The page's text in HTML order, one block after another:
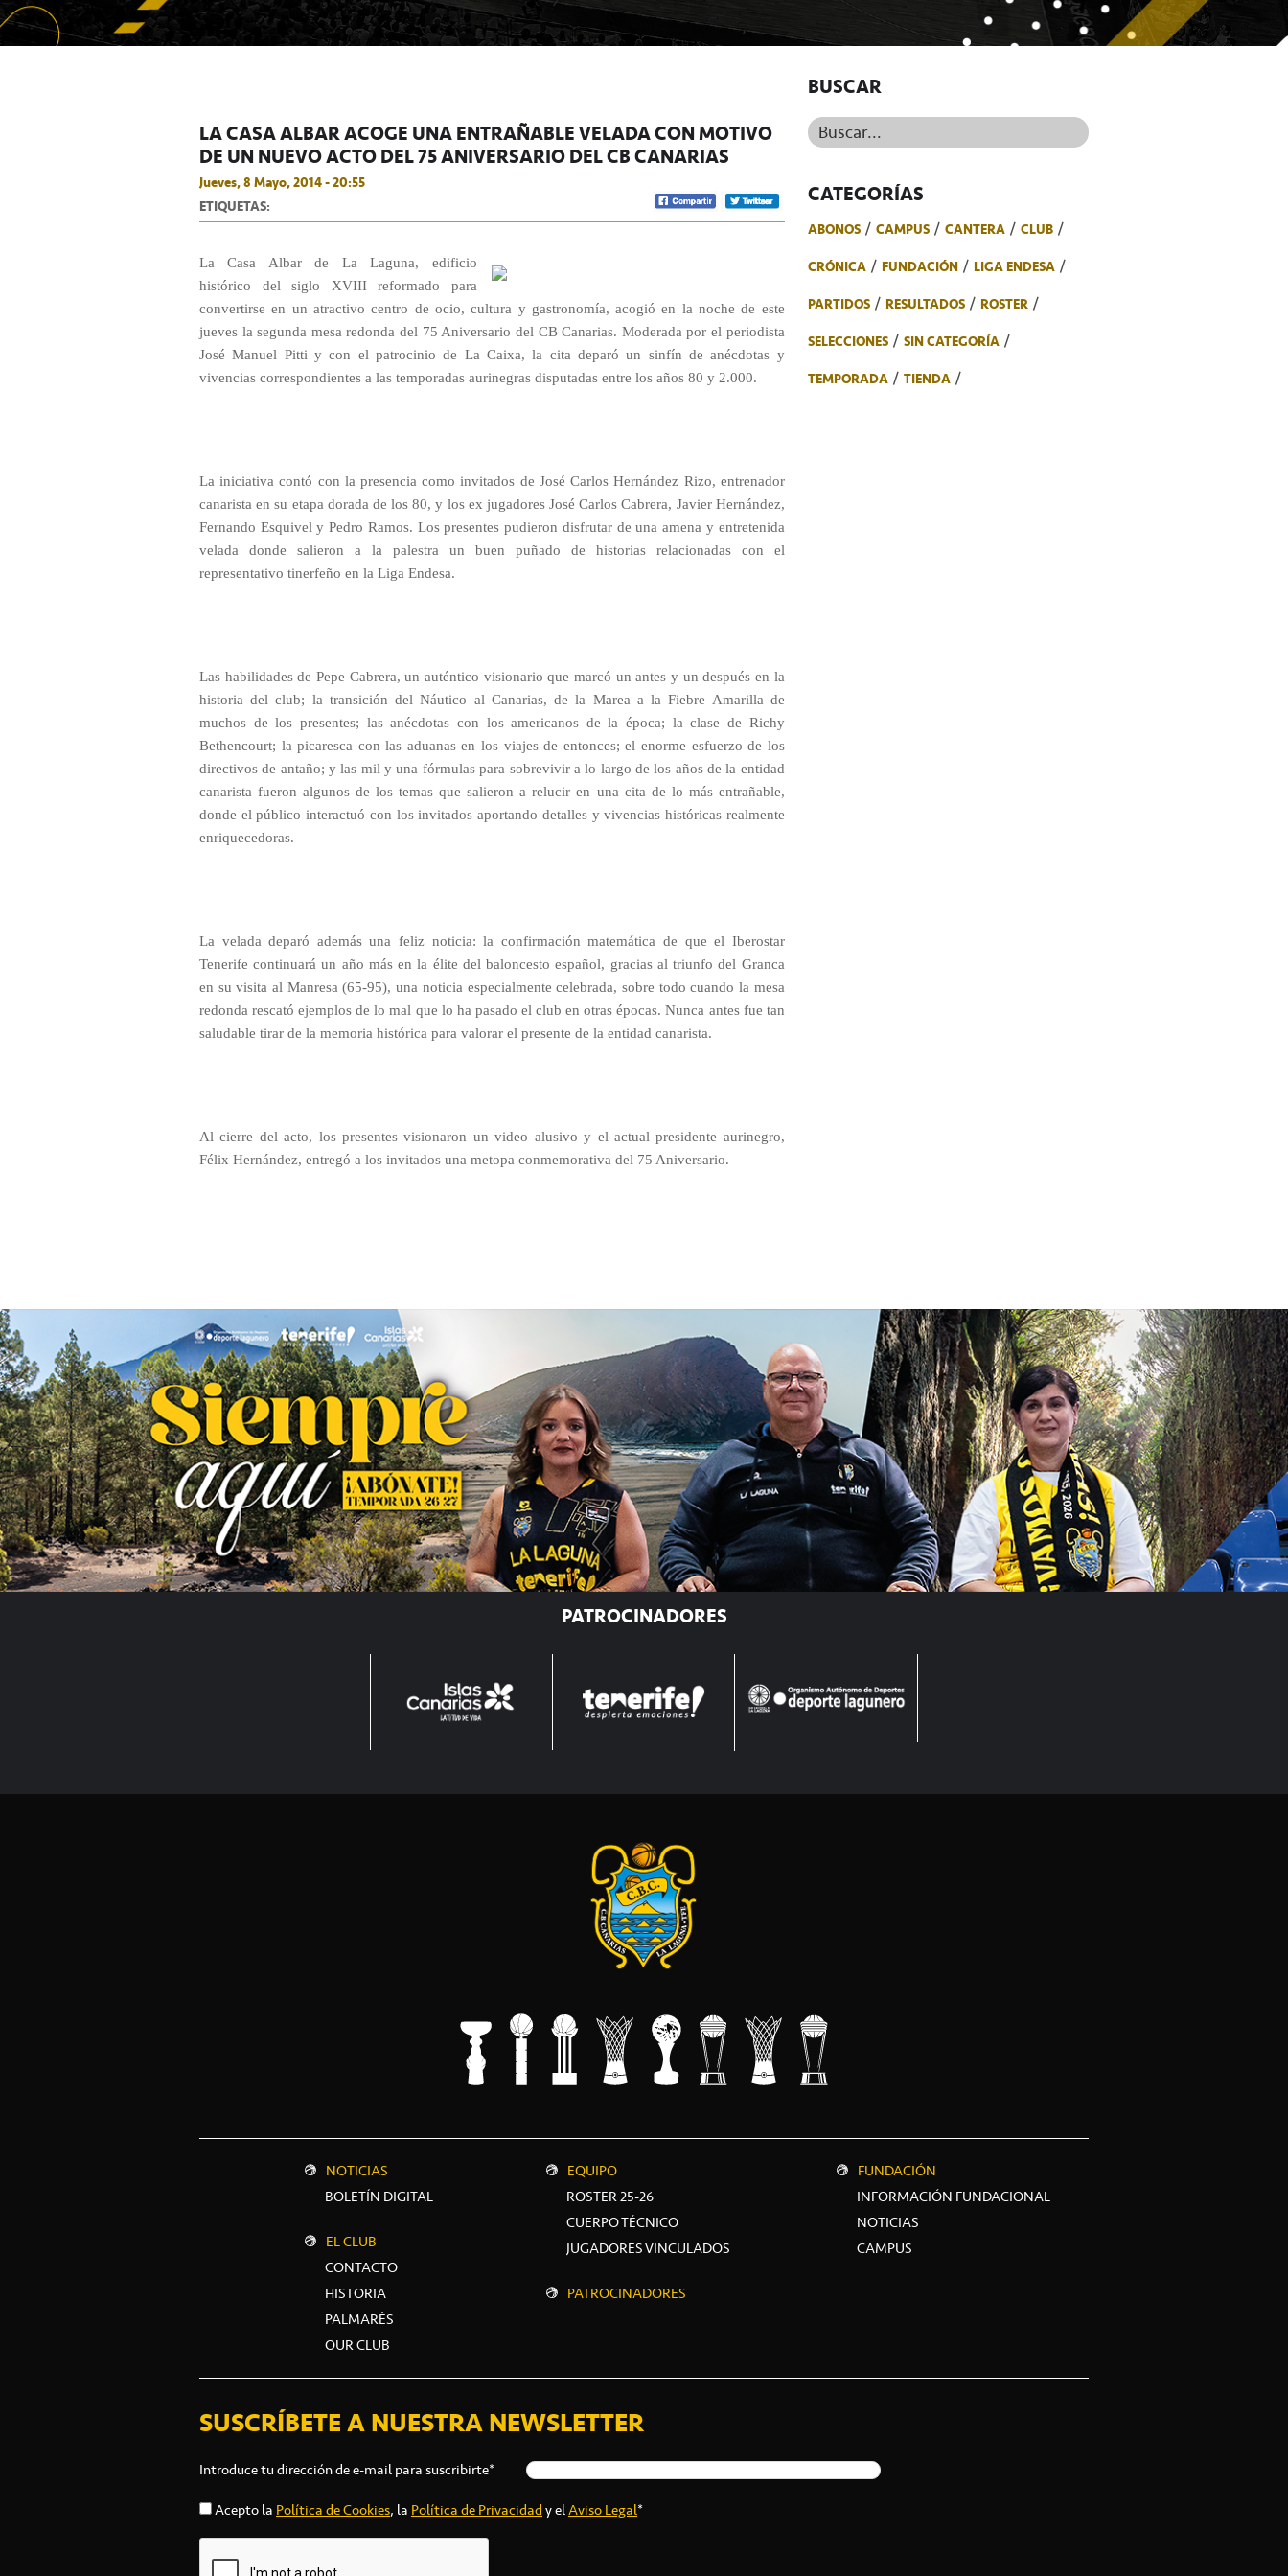
LA CASA ALBAR ACOGE UNA ENTRAÑABLE VELADA CON MOTIVO
DE UN NUEVO ACTO DEL 75 ANIVERSARIO DEL CB CANARIAS
Jueves, 8 Mayo, 2014 - 20:55
ETIQUETAS:
La Casa Albar de La Laguna, edificio
histórico del siglo XVIII reformado para
convertirse en un atractivo centro de ocio, cultura y gastronomía, acogió en la noche de este
jueves la segunda mesa redonda del 75 Aniversario del CB Canarias. Moderada por el periodista
José Manuel Pitti y con el patrocinio de La Caixa, la cita deparó un sinfín de anécdotas y
vivencias correspondientes a las temporadas aurinegras disputadas entre los años 80 y 2.000.
La iniciativa contó con la presencia como invitados de José Carlos Hernández Rizo, entrenador
canarista en su etapa dorada de los 80, y los ex jugadores José Carlos Cabrera, Javier Hernández,
Fernando Esquivel y Pedro Ramos. Los presentes pudieron disfrutar de una amena y entretenida
velada donde salieron a la palestra un buen puñado de historias relacionadas con el
representativo tinerfeño en la Liga Endesa.
Las habilidades de Pepe Cabrera, un auténtico visionario que marcó un antes y un después en la
historia del club; la transición del Náutico al Canarias, de la Marea a la Fiebre Amarilla de
muchos de los presentes; las anécdotas con los americanos de la época; la clase de Richy
Bethencourt; la picaresca con las aduanas en los viajes de entonces; el enorme esfuerzo de los
directivos de antaño; y las mil y una fórmulas para sobrevivir a lo largo de los años de la entidad
canarista fueron algunos de los temas que salieron a relucir en una cita de lo más entrañable,
donde el público interactuó con los invitados aportando detalles y vivencias históricas realmente
enriquecedoras.
La velada deparó además una feliz noticia: la confirmación matemática de que el Iberostar
Tenerife continuará un año más en la élite del baloncesto español, gracias al triunfo del Granca
en su visita al Manresa (65-95), una noticia especialmente celebrada, sobre todo cuando la mesa
redonda rescató ejemplos de lo mal que lo ha pasado el club en otras épocas. Nunca antes fue tan
saludable tirar de la memoria histórica para valorar el presente de la entidad canarista.
Al cierre del acto, los presentes visionaron un video alusivo y el actual presidente aurinegro,
Félix Hernández, entregó a los invitados una metopa conmemorativa del 75 Aniversario.
BUSCAR
Buscar...
CATEGORÍAS
ABONOS CAMPUS CANTERA
CLUB
CRÓNICA
FUNDACIÓN
LIGA ENDESA
PARTIDOS
RESULTADOS
ROSTER
SELECCIONES
SIN CATEGORÍA
TEMPORADA
TIENDA
PATROCINADORES
NOTICIAS
BOLETÍN DIGITAL
EL CLUB
CONTACTO
HISTORIA
PALMARÉS
OUR CLUB
EQUIPO
ROSTER 25-26
CUERPO TÉCNICO
JUGADORES VINCULADOS
PATROCINADORES
FUNDACIÓN
INFORMACIÓN FUNDACIONAL
NOTICIAS
CAMPUS
SUSCRÍBETE A NUESTRA NEWSLETTER
Introduce tu dirección de e-mail para suscribirte*
Acepto la Política de Cookies, la Política de Privacidady elAviso Legal*